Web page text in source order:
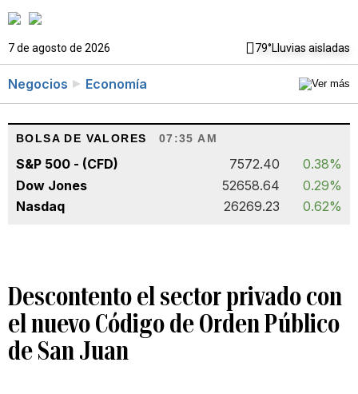
7 de agosto de 2026 79°Lluvias aisladas
Negocios Economía
BOLSA DE VALORES 07:35 AM
S&P 500 - (CFD) 7572.40
0.38%
Dow Jones
52658.64
0.29%
Nasdaq
26269.23 0.62%
Descontento el sector privado con
el nuevo Código de Orden Público
de San Juan